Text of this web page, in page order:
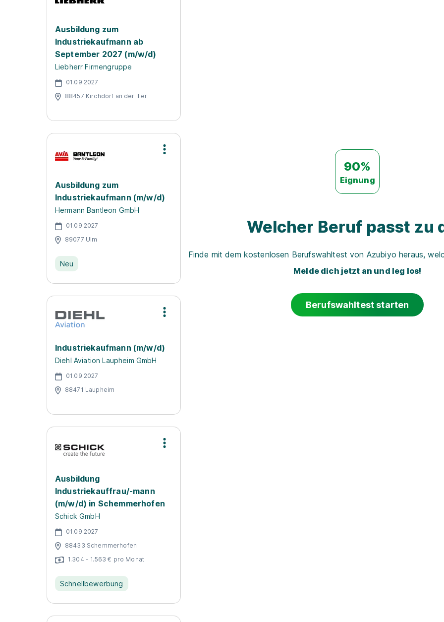
Ausbildung zum
Industriekaufmann ab
September 2027 (m/w/d)
Liebherr Firmengruppe
01.09.2027
88457 Kirchdorf an der Iller
Ausbildung zum
Industriekaufmann (m/w/d)
Hermann Bantleon GmbH
01.09.2027
89077 Ulm
Neu
Industriekaufmann (m/w/d)
Diehl Aviation Laupheim GmbH
01.09.2027
88471 Laupheim
Ausbildung
Industriekauffrau/-mann
(m/w/d) in Schemmerhofen
Schick GmbH
01.09.2027
88433 Schemmerhofen
1.304 - 1.563 € pro Monat
Schnellbewerbung
90%
Eignung
Welcher Beruf passt zu
Finde mit dem kostenlosen Berufswahltest von Azubiyo heraus,
Melde dich jetzt an und leg los!
Berufswahltest starten